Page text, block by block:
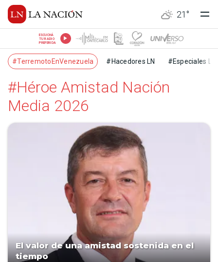
21 °
ESCUCHÁ
TU RADIO
PREFERIDA
#TerremotoEnVenezuela #Hacedores LN #Especiales LN
#Héroe Amistad Nación
Media 2026
El valor de una amistad sostenida en el
tiempo